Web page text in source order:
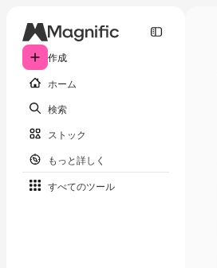
作成
ホーム
検索
ストック
もっと詳しく
すべてのツール